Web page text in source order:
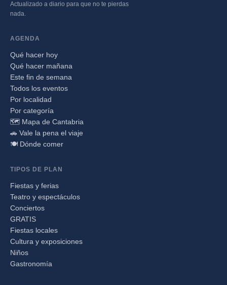
Actualizado a diario para que no te pierdas
nada.
AGENDA
Qué hacer hoy
Qué hacer mañana
Este fin de semana
Todos los eventos
Por localidad
Por categoría
🗺️ Mapa de Cantabria
🚗 Vale la pena el viaje
🍽️ Dónde comer
TIPOS DE PLAN
Fiestas y ferias
Teatro y espectáculos
Conciertos
GRATIS
Fiestas locales
Cultura y exposiciones
Niños
Gastronomía